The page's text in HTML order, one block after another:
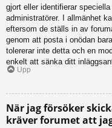
gjort eller identifierar
administratörer. I allmänhet
eftersom de ställs in av
genom att posta i onödan
tolererar inte detta och en
enkelt att sänka ditt
Upp
När jag försöker
kräver forumet att